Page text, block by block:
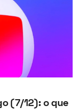
(7/12): o que